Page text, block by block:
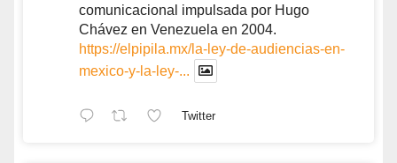
comunicacional impulsada por Hugo
Chávez en Venezuela en 2004.
https://elpipila.mx/la-ley-de-audiencias-en-
mexico-y-la-ley-...
Twitter